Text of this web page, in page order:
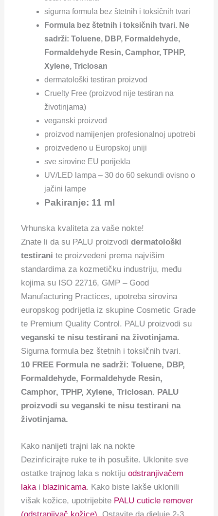
sigurna formula bez štetnih i toksičnih tvari
Formula bez štetnih i toksičnih tvari. Ne
sadrži: Toluene, DBP, Formaldehyde,
Formaldehyde Resin, Camphor, TPHP,
Xylene, Triclosan
dermatološki testiran proizvod
Cruelty Free (proizvod nije testiran na
životinjama)
veganski proizvod
proizvod namijenjen profesionalnoj upotrebi
proizvedeno u Europskoj uniji
sve sirovine EU porijekla
UV/LED lampa – 30 do 60 sekundi ovisno o
jačini lampe
Pakiranje: 11 ml
Vrhunska kvaliteta za vaše nokte!
Znate li da su PALU proizvodidermatološki
testirani te proizvedeni prema najvišim
standardima za kozmetičku industriju, među
kojima su ISO 22716, GMP – Good
Manufacturing Practices, upotreba sirovina
europskog podrijetla iz skupine Cosmetic Grade
te Premium Quality Control. PALU proizvodi su
veganski te nisu testirani na životinjama.
Sigurna formula bez štetnih i toksičnih tvari.
10 FREE Formula ne sadrži: Toluene, DBP,
Formaldehyde, Formaldehyde Resin,
Camphor, TPHP, Xylene, Triclosan. PALU
proizvodi su veganski te nisu testirani na
životinjama.
Kako nanijeti trajni lak na nokte
Dezinficirajte ruke te ih posušite. Uklonite sve
ostatke trajnog laka s noktijuodstranjivačem
lakai blazinicama. Kako biste lakše uklonili
višak kožice, upotrijebite PALU cuticle remover